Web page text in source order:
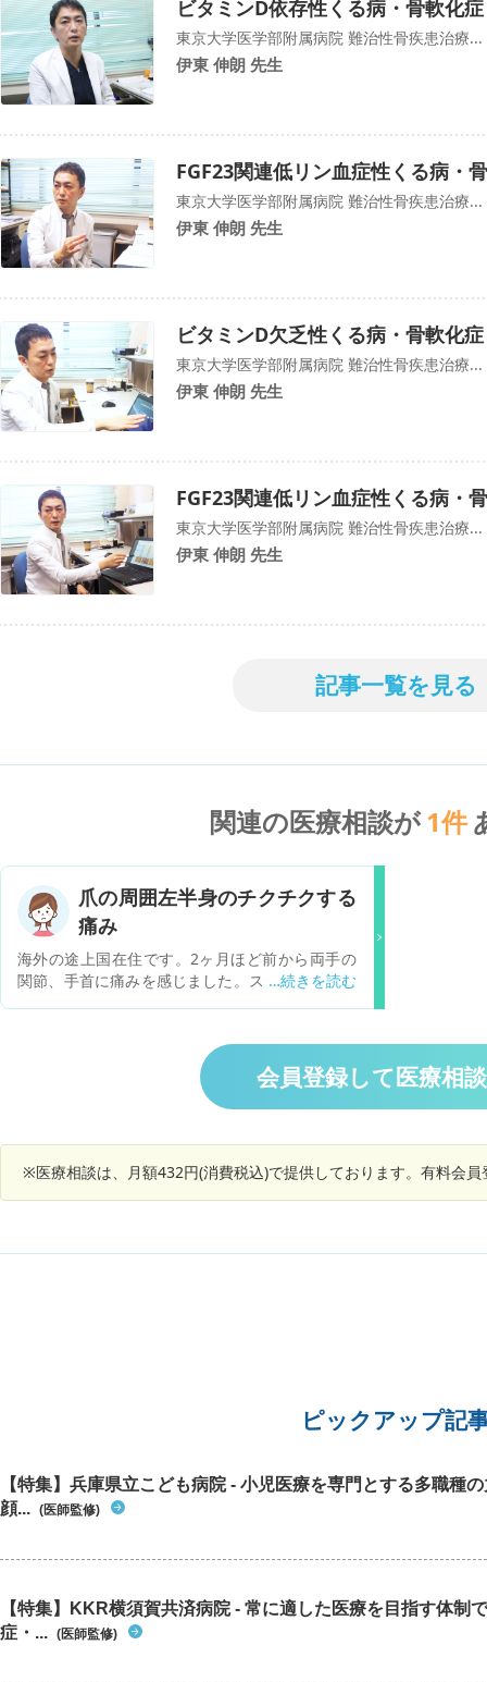
ビタミンD依存性くる病・骨軟化
東京大学医学部附属病院 難治性骨疾患治療...
伊東 伸朗 先生
FGF23関連低リン血症性くる病
東京大学医学部附属病院 難治性骨疾患治療...
伊東 伸朗 先生
ビタミンD欠乏性くる病・骨軟化
東京大学医学部附属病院 難治性骨疾患治療...
伊東 伸朗 先生
FGF23関連低リン血症性くる病
東京大学医学部附属病院 難治性骨疾患治療...
伊東 伸朗 先生
記事一覧を見る
関連の医療相談が1件
爪の周囲左半身のチクチクする
痛み
海外の途上国在住です。2ヶ月ほど前から両手の
関節、手首に痛みを感じました。スマホ使いすぎ
あるべき数値が４０に対して私がは５でした。注
射と週一回の飲み薬で治療して行くことになりま
した。受診から４日たった今日は眉周辺、胸、お
尻すべて左側が関節ではない場所もチクチクしま
会員登録して医療相
※医療相談は、月額432円(消費税込)で提供しております。有料会
ピックアップ記
【特集】兵庫県立こども病院 - 小児医療を専門とする多職種
顔... (医師監修)
【特集】KKR横須賀共済病院 - 常に適した医療を目指す体制
症・... (医師監修)